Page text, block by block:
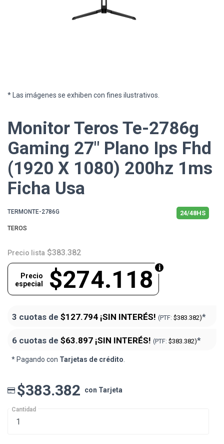
* Las imágenes se exhiben con fines ilustrativos.
Monitor Teros Te-2786g
Gaming 27" Plano Ips Fhd
(1920 X 1080) 200hz 1ms
Ficha Usa
TERMONTE-2786G 24/48HS
TEROS
Precio lista $383.382
$274.118
Precio
especial
3 cuotas de $127.794 ¡SIN INTERÉS! (PTF: $383.382)*
6 cuotas de $63.897 ¡SIN INTERÉS! (PTF: $383.382)*
* Pagando con Tarjetas de crédito.
$383.382 con Tarjeta
Cantidad